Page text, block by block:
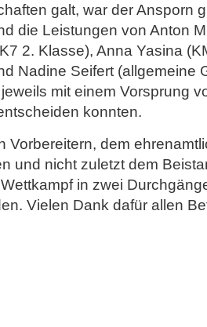
galt, war der Ansporn
die Leistungen von Anton
2. Klasse), Anna Yasina
Nadine Seifert (allgemeine
mit einem Vorsprung
konnten.
Vorbereitern, dem
und nicht zuletzt dem
in zwei
Vielen Dank dafür allen